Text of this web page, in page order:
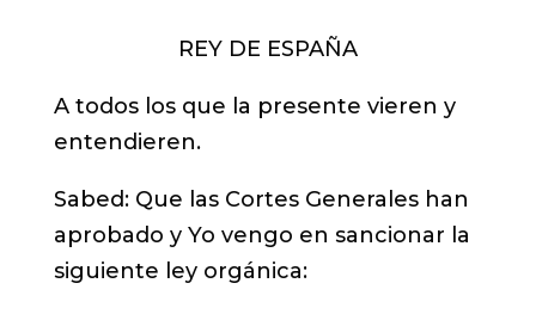
REY DE ESPAÑA
A todos los que la presente vieren y
entendieren.
Sabed: Que las Cortes Generales han
aprobado y Yo vengo en sancionar la
siguiente ley orgánica: